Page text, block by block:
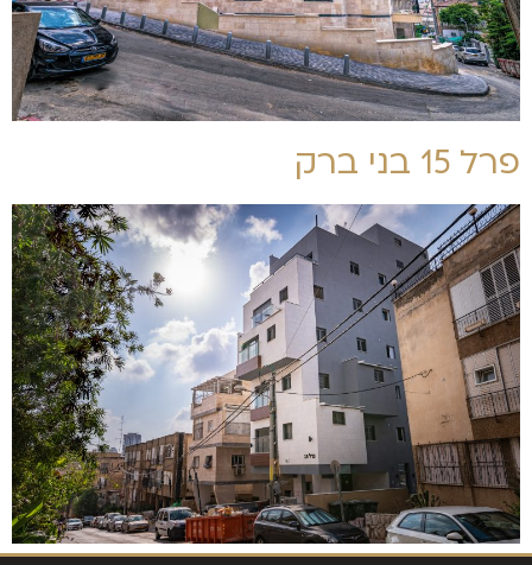
פרל 15 בני ברק